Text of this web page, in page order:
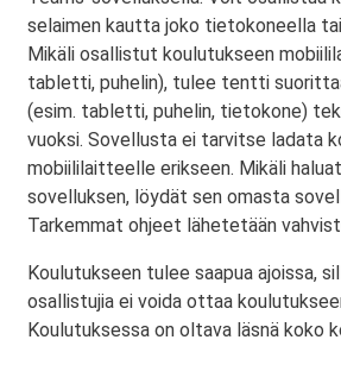
selaimen kautta joko tietokoneella
Mikäli osallistut koulutukseen
tabletti, puhelin), tulee tentti
(esim. tabletti, puhelin, tietokone)
vuoksi. Sovellusta ei tarvitse ladata
mobiililaitteelle erikseen. Mikäli
sovelluksen, löydät sen omasta
Tarkemmat ohjeet lähetetään
Koulutukseen tulee saapua ajoissa,
osallistujia ei voida ottaa
Koulutuksessa on oltava läsnä koko